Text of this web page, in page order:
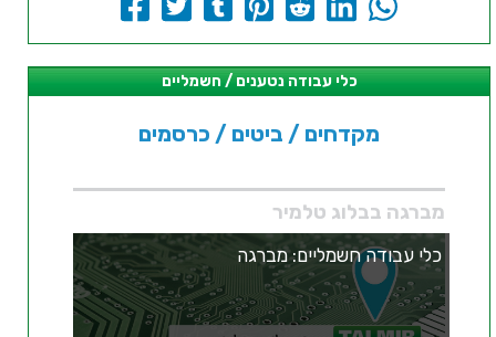
כלי עבודה נטענים / חשמליים
מקדחים / ביטים / כרסמים
מברגה בבלוג טלמיר
כלי עבודה חשמליים: מברגה